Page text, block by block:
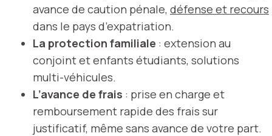
avance de caution pénale, défense et recours
dans le pays d’expatriation.
La protection familiale : extension au
conjoint et enfants étudiants, solutions
multi-véhicules.
L’avance de frais : prise en charge et
remboursement rapide des frais sur
justificatif, même sans avance de votre part.